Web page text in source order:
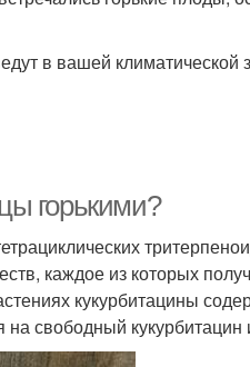
в вашей климатической
горькими?
каждое из которых
кукурбитацины
свободный кукурбитацин